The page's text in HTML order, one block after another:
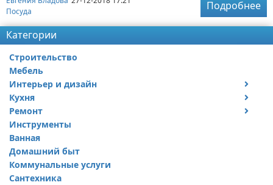
Посуда
Подробнее
Категории
Строительство
Мебель
Интерьер и дизайн
Дизайн дачи
Дизайн квартиры
Кухня
Посуда
Ремонт
Ремонт дачи
Ремонт квартиры
Инструменты
Ванная
Домашний быт
Коммунальные услуги
Сантехника